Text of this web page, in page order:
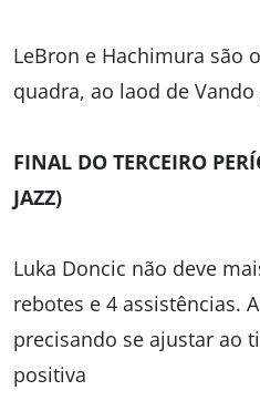
LeBron e Hachimura são
quadra, ao laod de
FINAL DO TERCEIRO
JAZZ)
Luka Doncic não deve
rebotes e 4 assistências.
precisando se ajustar ao
positiva